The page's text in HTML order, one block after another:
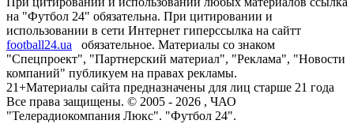
на "Футбол 24" обязательна. При цитировании и
использовании в сети Интернет гиперссылка на сайтт
football24.ua
обязательное. Материалы со знаком
"Спецпроект", "Партнерский материал", "Реклама", "Новости
компаний" публикуем на правах рекламы.
21+Материалы сайта предназначены для лиц старше 21 года
Все права защищены. © 2005 - 2026 , ЧАО
"Телерадиокомпания Люкс". "Футбол 24".